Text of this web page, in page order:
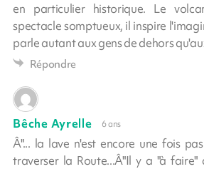
en particulier historique. Le
spectacle somptueux, il inspire
parle autant aux gens de dehors
Répondre
Bêche Ayrelle 6 ans
Â"... la lave n'est encore une fois
traverser la Route...Â"Il y a "à